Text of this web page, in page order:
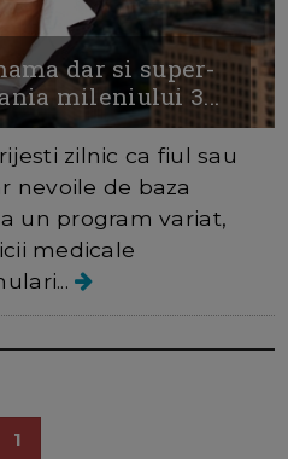
dar si super-
mileniului 3...
zilnic ca fiul sau
nevoile de baza
un program variat,
medicale
1